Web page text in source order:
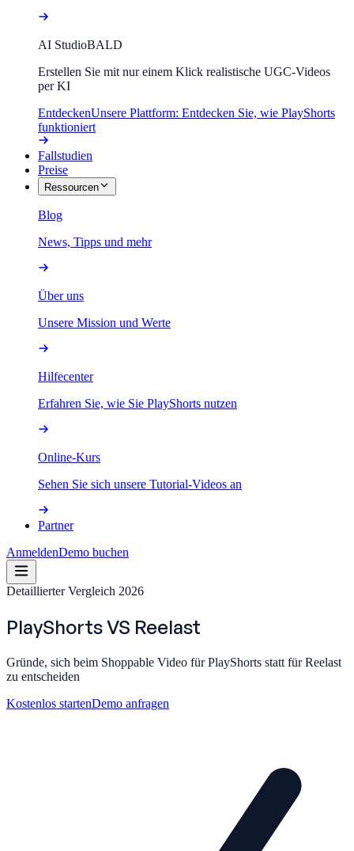
AI StudioBALD
Erstellen Sie mit nur einem Klick realistische UGC-Videos
per KI
EntdeckenUnsere Plattform: Entdecken Sie, wie PlayShorts
funktioniert
Fallstudien
Preise
Ressourcen
Blog
News, Tipps und mehr
Über uns
Unsere Mission und Werte
Hilfecenter
Erfahren Sie, wie Sie PlayShorts nutzen
Online-Kurs
Sehen Sie sich unsere Tutorial-Videos an
Partner
AnmeldenDemo buchen
Detaillierter Vergleich 2026
PlayShortsVS Reelast
Gründe, sich beim Shoppable Video für PlayShorts statt für Reelast
zu entscheiden
Kostenlos startenDemo anfragen